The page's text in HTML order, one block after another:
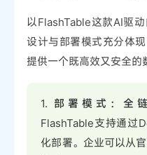
以FlashTable这款AI驱
设计与部署模式充分体
提供一个既高效又安全的
1.部署模式：全
FlashTable支持通过
化部署。企业可以从